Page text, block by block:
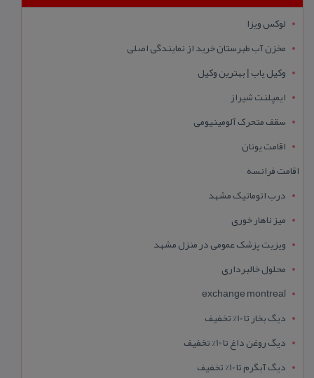
لوکس ویزا
مخزن آب طبرستان خرید از نمایندگی اصلی
وکیل یاب | بهترین وکیل
ایمپلنت شیراز
سقف متحرک آلومینیومی
اقامت یونان
اقامت فرانسه
درب اتوماتیک مشهد
میز ناهار خوری
ویزیت پزشک عمومی در منزل مشهد
محلول خالبرداری
exchange montreal
دیگ بخار تا 10% تخفیف
دیگ روغن داغ تا 10% تخفیف
دیگ آبگرم تا 10% تخفیف